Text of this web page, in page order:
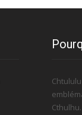
Cthulhu.